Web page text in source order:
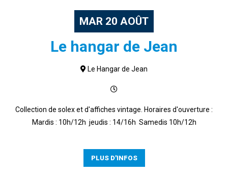
MAR 20 AOÛT
Le hangar de Jean
Le Hangar de Jean
Collection de solex et d'affiches vintage. Horaires d'ouverture :
Mardis : 10h/12h jeudis : 14/16h Samedis 10h/12h
PLUS D'INFOS